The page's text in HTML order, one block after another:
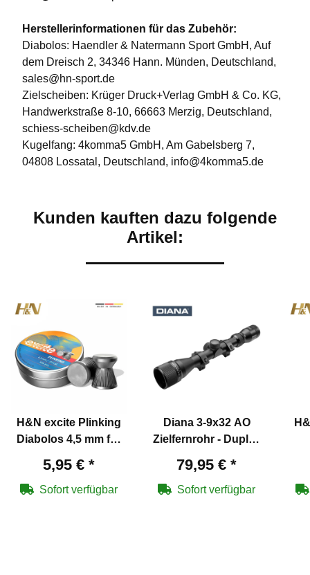
Herstellerinformationen für das Zubehör:
Diabolos: Haendler & Natermann Sport GmbH, Auf
dem Dreisch 2, 34346 Hann. Münden, Deutschland,
sales@hn-sport.de
Zielscheiben: Krüger Druck+Verlag GmbH & Co. KG,
Handwerkstraße 8-10, 66663 Merzig, Deutschland,
schiess-scheiben@kdv.de
Kugelfang: 4komma5 GmbH, Am Gabelsberg 7,
04808 Lossatal, Deutschland, info@4komma5.de
Kunden kauften dazu folgende
Artikel:
H&N excite Plinking
Diabolos 4,5 mm für
Luftgewehre
5,95 € *
Sofort verfügbar
Diana 3-9x32 AO
Zielfernrohr - Duplex
Montagen
79,95 € *
Sofort verfügbar